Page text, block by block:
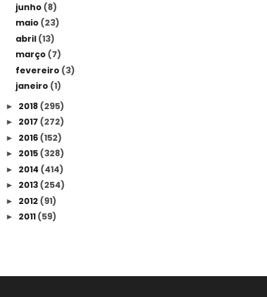
junho (8)
maio (23)
abril (13)
março (7)
fevereiro (3)
janeiro (1)
► 2018 (295)
► 2017 (272)
► 2016 (152)
► 2015 (328)
► 2014 (414)
► 2013 (254)
► 2012 (91)
► 2011 (59)